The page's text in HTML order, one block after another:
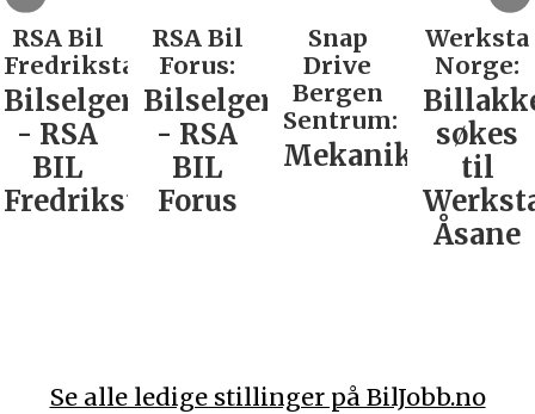
RSA Bil
Fredrikstad:
Bilselger
- RSA
BIL
Fredrikstad
RSA Bil
Forus:
Bilselger
- RSA
BIL
Forus
Snap
Drive
Bergen
Sentrum:
Mekaniker
Werksta
Norge:
søkes
til
Åsane
Se alle ledige stillinger på BilJobb.no